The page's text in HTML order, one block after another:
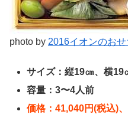
photo by 2016イオンのおせ
サイズ：縦19㎝、横19
容量：3〜4人前
価格：41,040円(税込)